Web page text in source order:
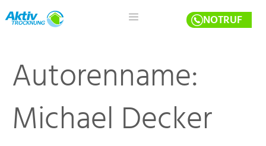
Zum
Inhalt
NOTRUF
Autorenname:
Michael Decker
nach: